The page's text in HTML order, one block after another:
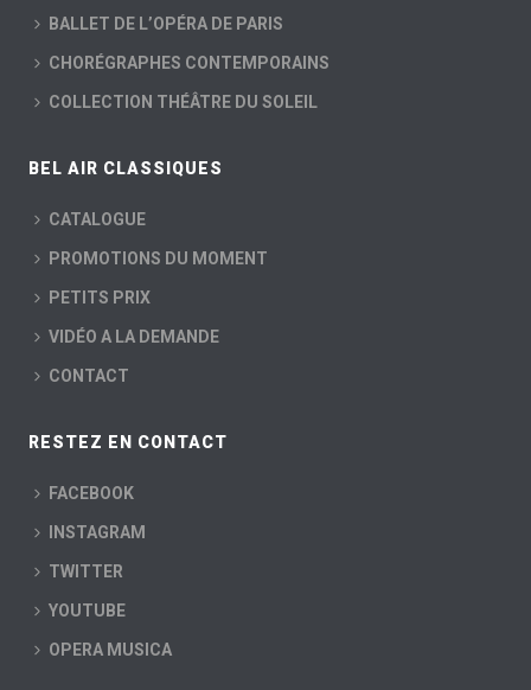
BALLET DE L’OPÉRA DE PARIS
CHORÉGRAPHES CONTEMPORAINS
COLLECTION THÉÂTRE DU SOLEIL
BEL AIR CLASSIQUES
CATALOGUE
PROMOTIONS DU MOMENT
PETITS PRIX
VIDÉO A LA DEMANDE
CONTACT
RESTEZ EN CONTACT
FACEBOOK
INSTAGRAM
TWITTER
YOUTUBE
OPERA MUSICA